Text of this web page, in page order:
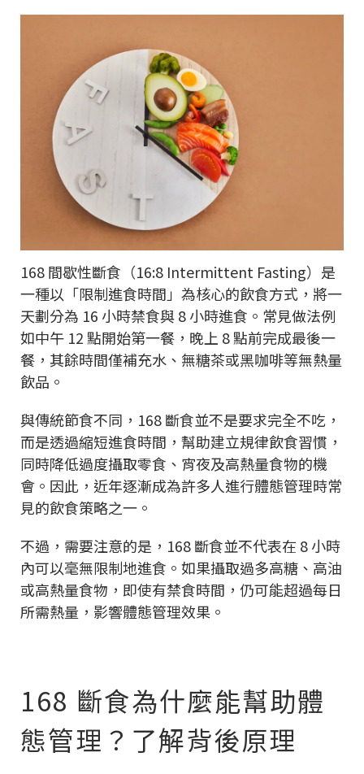
168 間歇性斷食（16:8 Intermittent Fasting）是
一種以「限制進食時間」為核心的飲食方式，將一
天劃分為 16 小時禁食與 8 小時進食。常見做法例
如中午 12 點開始第一餐，晚上 8 點前完成最後一
餐，其餘時間僅補充水、無糖茶或黑咖啡等無熱量
飲品。
與傳統節食不同，168 斷食並不是要求完全不吃，
而是透過縮短進食時間，幫助建立規律飲食習慣，
同時降低過度攝取零食、宵夜及高熱量食物的機
會。因此，近年逐漸成為許多人進行體態管理時常
見的飲食策略之一。
不過，需要注意的是，168 斷食並不代表在 8 小時
內可以毫無限制地進食。如果攝取過多高糖、高油
或高熱量食物，即使有禁食時間，仍可能超過每日
所需熱量，影響體態管理效果。
168 斷食為什麼能幫助體
態管理？了解背後原理